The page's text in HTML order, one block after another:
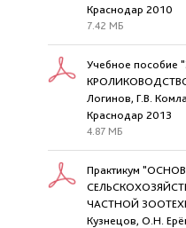
Краснодар 2010
7.42 МБ
Учебное
Логинов, Г.В.
Краснодар 2013
4.87 МБ
Практикум
ЧАСТНОЙ
Кузнецов, О.Н.